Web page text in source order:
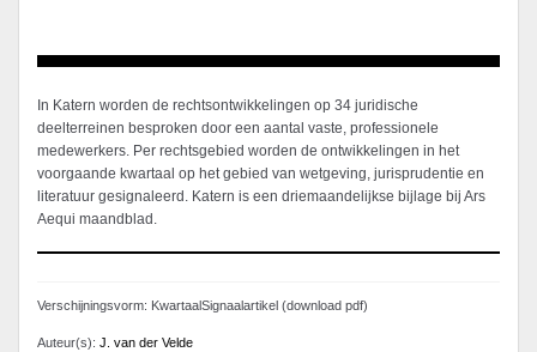
In Katern worden de rechtsontwikkelingen op 34 juridische
deelterreinen besproken door een aantal vaste, professionele
medewerkers. Per rechtsgebied worden de ontwikkelingen in het
voorgaande kwartaal op het gebied van wetgeving, jurisprudentie en
literatuur gesignaleerd. Katern is een driemaandelijkse bijlage bij Ars
Aequi maandblad.
Verschijningsvorm: KwartaalSignaalartikel (download pdf)
Auteur(s): J. van der Velde